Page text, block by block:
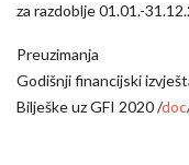
za razdoblje 01.01.-
Preuzimanja
Godišnji financijski
Bilješke uz GFI 2020 /doc